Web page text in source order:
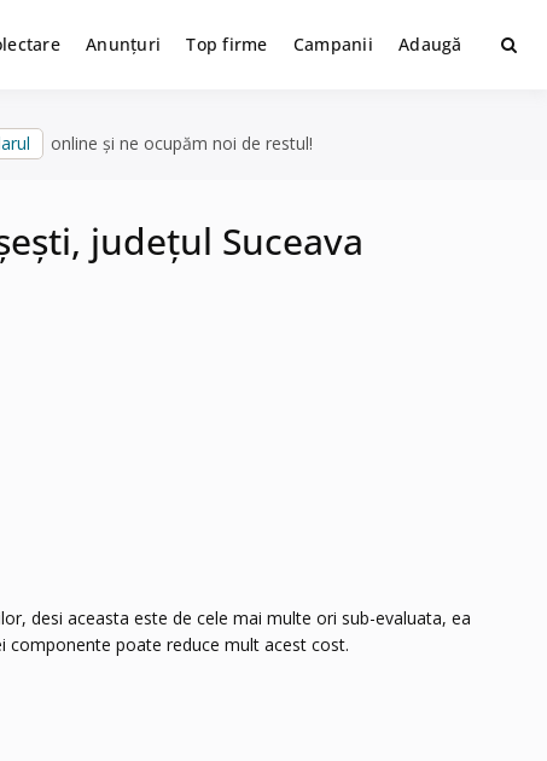
Anunțuri Top firme Campanii Adaugă
online și ne ocupăm noi de restul!
județul Suceava
desi aceasta este de cele mai multe ori sub-evaluata, ea
componente poate reduce mult acest cost.